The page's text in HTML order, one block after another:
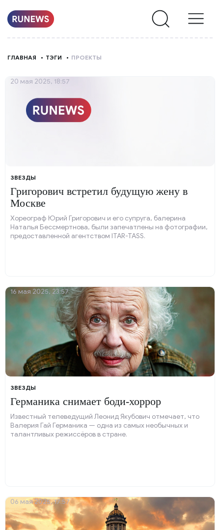
ГЛАВНАЯ ТЭГИ ПРОЕКТЫ
ЗВЕЗДЫ
Григорович встретил будущую жену в
Москве
Хореограф Юрий Григорович и его супруга, балерина
Наталья Бессмертнова, были запечатлены на фотографии,
предоставленной агентством ITAR-TASS.
20 мая 2025, 18:57
ЗВЕЗДЫ
Германика снимает боди-хоррор
Известный телеведущий Леонид Якубович отмечает, что
Валерия Гай Германика — одна из самых необычных и
талантливых режиссёров в стране.
16 мая 2025, 23:57
06 мая 2025, 17:57